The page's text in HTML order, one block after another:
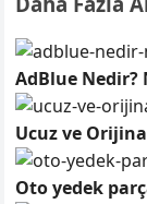
AdBlue Nedir?
Ucuz ve
Oto yedek